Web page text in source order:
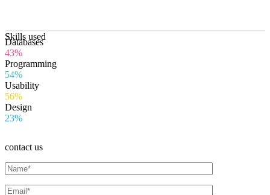
Skills used
Databases
43%
Programming
54%
Usability
56%
Design
23%
contact us